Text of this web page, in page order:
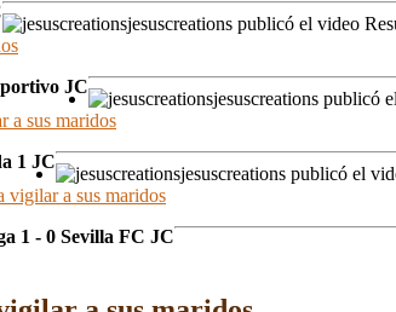
jesuscreations publicó el video
JC
jesuscreations publicó
a sus maridos
1 JC
jesuscreations publicó el
vigilar a sus maridos
1 - 0 Sevilla FC JC